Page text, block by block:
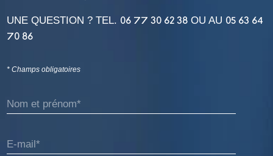
* Champs obligatoires
Nom et prénom*
E-mail*
UNE QUESTION ? TEL. 06 77 30 62 38 OU AU 05 63 64
70 86